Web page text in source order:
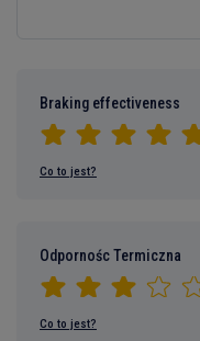
Braking effectiveness
Co to jest?
Odpornośc Termiczna
Co to jest?